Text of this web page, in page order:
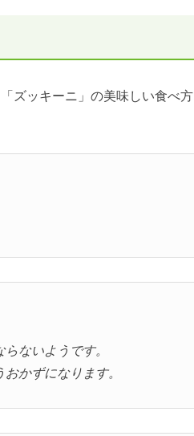
ズッキーニ」の美味しい食べ方
ないようです。
かずになります。